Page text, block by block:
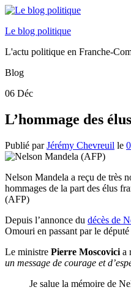
Le blog politique
L'actu politique en Franche-
Blog
06 Déc
L’hommage des
Publié parJérémy Chevreuil le
Nelson Mandela a reçu de très
hommages de la part des élus
(AFP)
Depuis l’annonce du décès de
Omouri en passant par le
Le ministre Pierre Moscovici a
un message de courage et
Je salue la mémoire de